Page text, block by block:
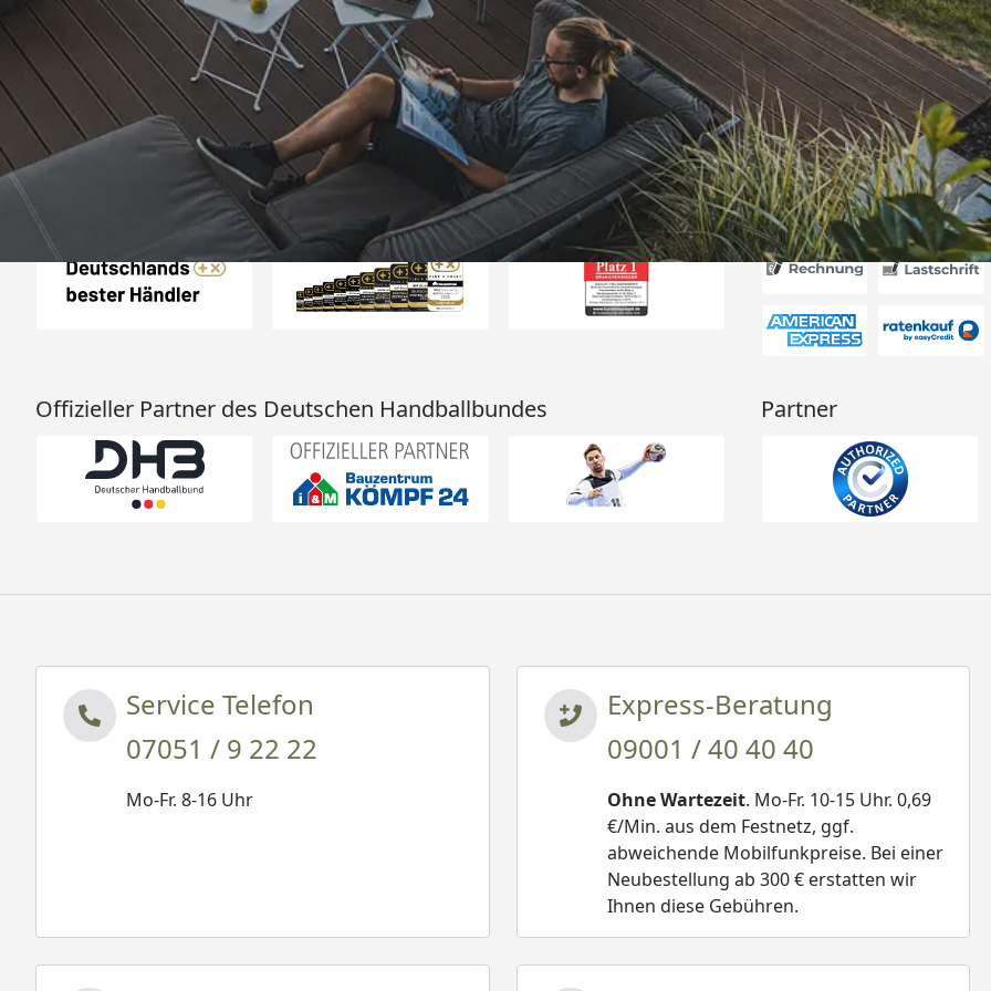
4,81/ 5
25.957 Bewertungen
„- Retouren Bearbeitung wurde
umgehend erledigt“
04.08.2026
Auszeichnungen Akzeptierte
Offizieller Partner des Deutschen Handballbundes Partner
Service Telefon
07051 / 9 22 22
Mo-Fr. 8-16 Uhr
Express-Beratung
09001 / 40 40 40
Ohne Wartezeit. Mo-Fr. 10-15 Uhr. 0,69
€/Min. aus dem Festnetz, ggf.
abweichende Mobilfunkpreise. Bei einer
Neubestellung ab 300 € erstatten wir
Ihnen diese Gebühren.